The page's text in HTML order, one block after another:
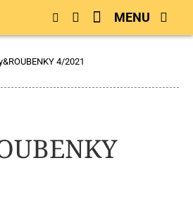
4/2021
MENU